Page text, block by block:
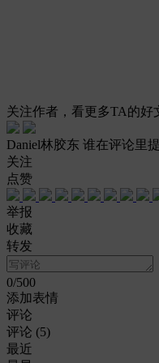
关注作者，看更多TA的好
Daniel林胶东 谁在评论里
关注
点赞
举报
收藏
转发
0/500
添加表情
评论
评论 (5)
最近